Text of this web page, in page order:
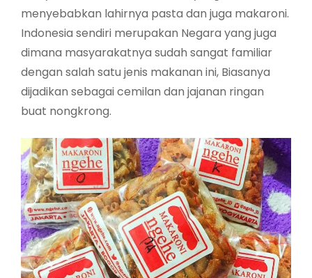
menyebabkan lahirnya pasta dan juga makaroni.
Indonesia sendiri merupakan Negara yang juga
dimana masyarakatnya sudah sangat familiar
dengan salah satu jenis makanan ini, Biasanya
dijadikan sebagai cemilan dan jajanan ringan
buat nongkrong.